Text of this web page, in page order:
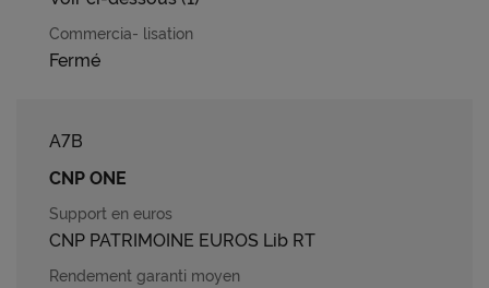
Fermé
A7B
CNP ONE
CNP PATRIMOINE EUROS Lib RT